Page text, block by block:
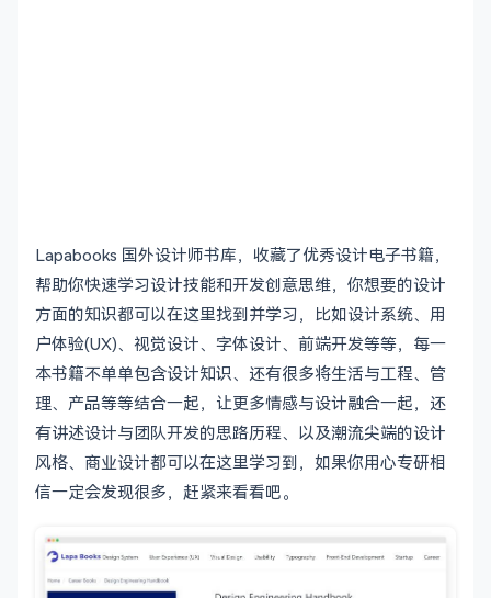
Lapabooks 国外设计师书库，收藏了优秀设计电子书籍，
帮助你快速学习设计技能和开发创意思维，你想要的设计
方面的知识都可以在这里找到并学习，比如设计系统、用
户体验(UX)、视觉设计、字体设计、前端开发等等，每一
本书籍不单单包含设计知识、还有很多将生活与工程、管
理、产品等等结合一起，让更多情感与设计融合一起，还
有讲述设计与团队开发的思路历程、以及潮流尖端的设计
风格、商业设计都可以在这里学习到，如果你用心专研相
信一定会发现很多，赶紧来看看吧。